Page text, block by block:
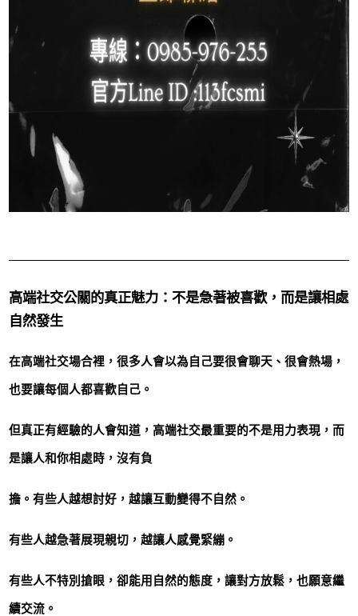
高端社交公關的真正魅力：不是急著被喜歡，而是讓相處
自然發生
在高端社交場合裡，很多人會以為自己要很會聊天、很會熱場，
也要讓每個人都喜歡自己。
但真正有經驗的人會知道，高端社交最重要的不是用力表現，而
是讓人和你相處時，沒有負
擔。有些人越想討好，越讓互動變得不自然。
有些人越急著展現親切，越讓人感覺緊繃。
有些人不特別搶眼，卻能用自然的態度，讓對方放鬆，也願意繼
續交流。